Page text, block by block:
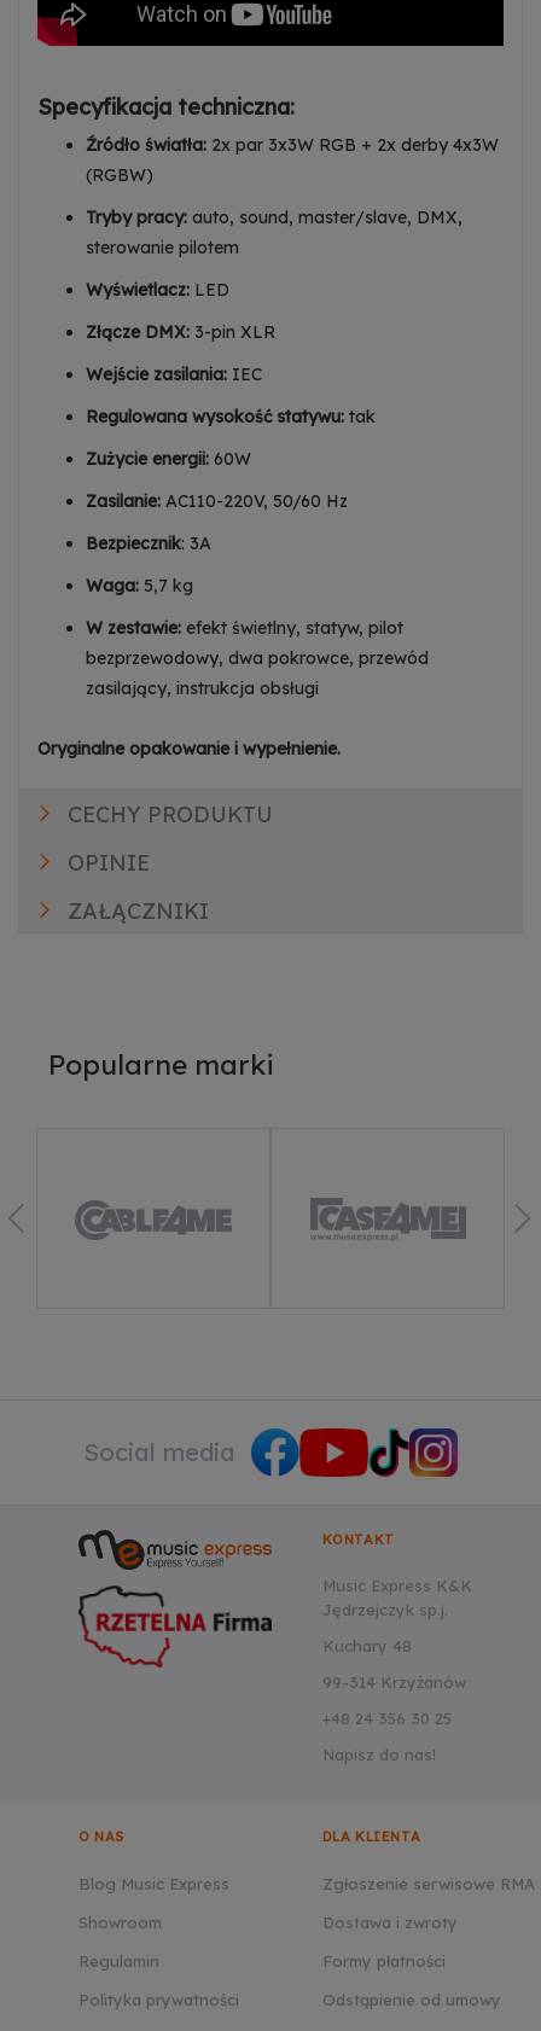
Specyfikacja techniczna:
Źródło światła: 2x par 3x3W RGB + 2x derby 4x3W
(RGBW)
Tryby pracy: auto, sound, master/slave, DMX,
sterowanie pilotem
Wyświetlacz: LED
Złącze DMX: 3-pin XLR
Wejście zasilania: IEC
Regulowana wysokość statywu: tak
Zużycie energii: 60W
Zasilanie: AC110-220V, 50/60 Hz
Bezpiecznik: 3A
Waga: 5,7 kg
W zestawie: efekt świetlny, statyw, pilot
bezprzewodowy, dwa pokrowce, przewód
zasilający, instrukcja obsługi
Oryginalne opakowanie i wypełnienie.
CECHY PRODUKTU
OPINIE
ZAŁĄCZNIKI
Popularne marki
Social media
KONTAKT
Music Express K&K
Jędrzejczyk sp.j.
Kuchary 48
99-314 Krzyżanów
+48 24 356 30 25
Napisz do nas!
O NAS
Blog Music Express
Showroom
Regulamin
Polityka prywatności
DLA KLIENTA
Zgłoszenie serwisowe RMA
Dostawa i zwroty
Formy płatności
Odstąpienie od umowy